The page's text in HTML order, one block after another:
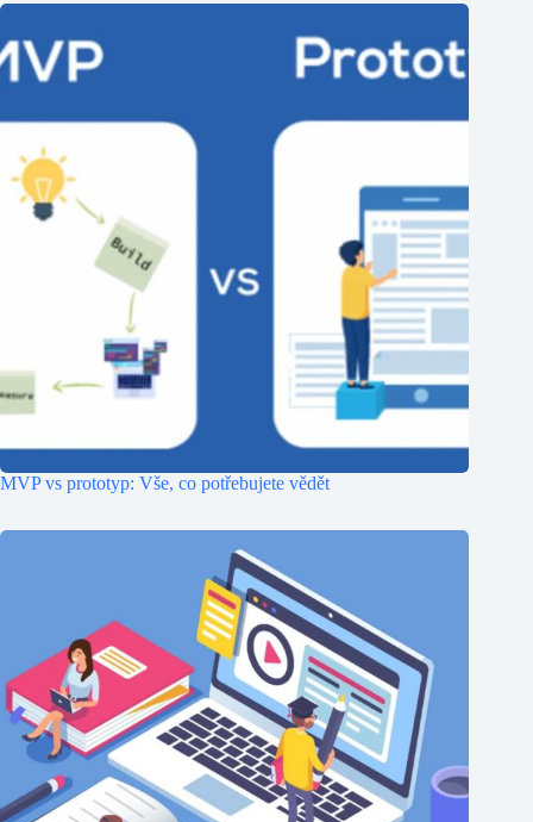
MVP vs prototyp: Vše, co potřebujete vědět